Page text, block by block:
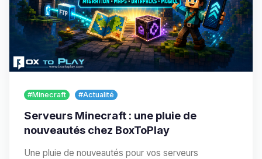
#Minecraft #Actualité
Serveurs Minecraft : une pluie de
nouveautés chez BoxToPlay
Une pluie de nouveautés pour vos serveurs